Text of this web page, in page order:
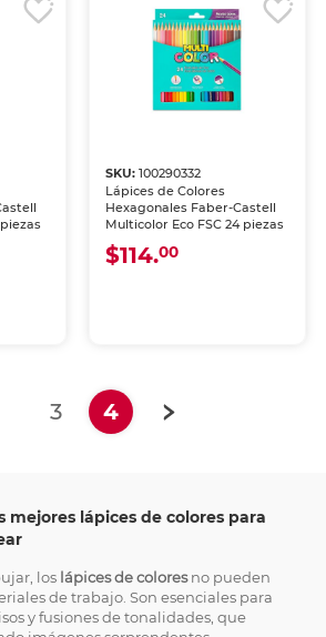
SKU: 100290332
Lápices de Colores
Hexagonales Faber-Castell
Multicolor Eco FSC 24 piezas
$114.00
3 4(current)
mejores lápices de colores para
los lápices de coloresno pueden
de trabajo. Son esenciales para
y fusiones de tonalidades, que